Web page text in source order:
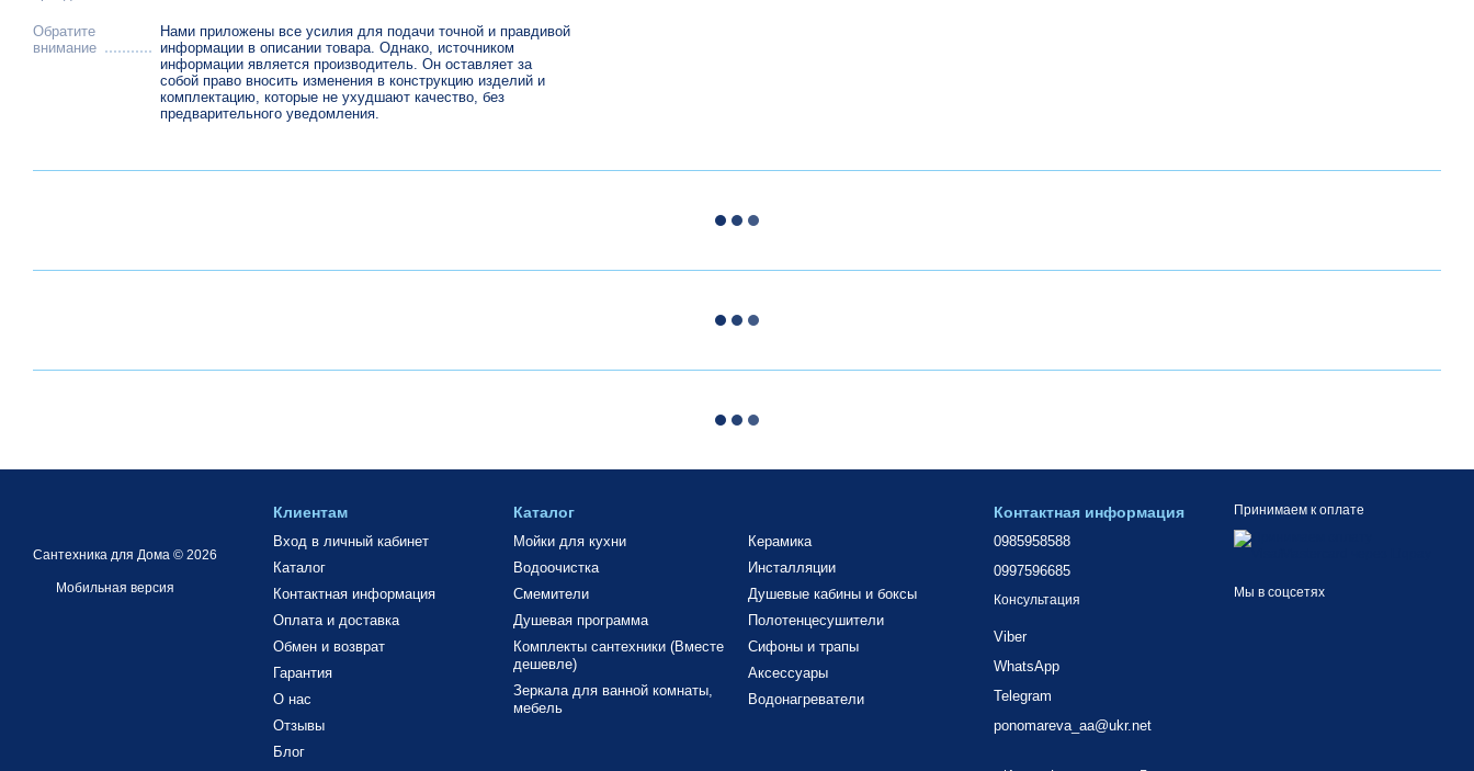
Обратите
внимание
Нами приложены все усилия для подачи точной и правдивой
информации в описании товара. Однако, источником
информации является производитель. Он оставляет за
собой право вносить изменения в конструкцию изделий и
комплектацию, которые не ухудшают качество, без
предварительного уведомления.
Сантехника для Дома © 2026
Мобильная версия
Клиентам
Вход в личный кабинет
Каталог
Контактная информация
Оплата и доставка
Обмен и возврат
Гарантия
О нас
Отзывы
Блог
Каталог
Мойки для кухни
Водоочистка
Смемители
Душевая программа
Комплекты сантехники (Вместе
дешевле)
Зеркала для ванной комнаты,
мебель
Керамика
Инсталляции
Душевые кабины и боксы
Полотенцесушители
Сифоны и трапы
Аксессуары
Водонагреватели
Контактная информация
0985958588
0997596685
Консультация
Viber
WhatsApp
Telegram
ponomareva_aa@ukr.net
Принимаем к оплате
Мы в соцсетях